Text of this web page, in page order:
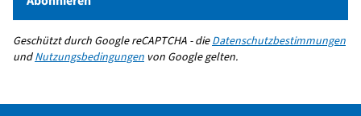
Geschützt durch Google reCAPTCHA - dieDatenschutzbestimmungen
undNutzungsbedingungen von Google gelten.